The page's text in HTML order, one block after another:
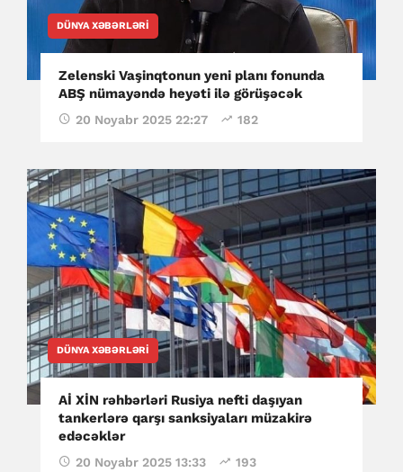
DÜNYA XƏBƏRLƏRI
Zelenski Vaşinqtonun yeni planı fonunda
ABŞ nümayəndə heyəti ilə görüşəcək
20 Noyabr 2025 22:27 182
DÜNYA XƏBƏRLƏRI
Aİ XİN rəhbərləri Rusiya nefti daşıyan
tankerlərə qarşı sanksiyaları müzakirə
edəcəklər
20 Noyabr 2025 13:33 193